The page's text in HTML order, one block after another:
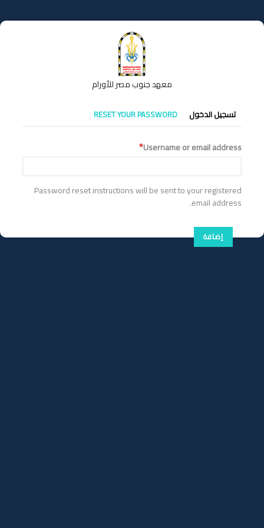
إلى
المحتوى
معهد جنوب مصر للأورام
التبويبات
الأساسية
تسجيل الدخول RESET YOUR PASSWORD
Username or email address
Password reset instructions will be sent to your registered
email address.